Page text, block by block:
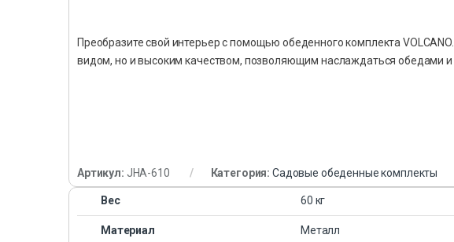
Преобразите свой интерьер с помощью обеденного комплекта
видом, но и высоким качеством, позволяющим наслаждаться обедами и
Артикул: JHA-610 Категория: Садовые обеденные комплекты
Вес 60 кг
Материал Металл